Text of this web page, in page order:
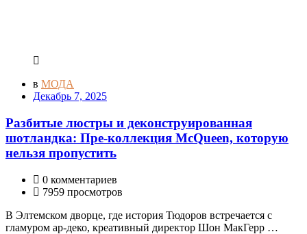
в МОДА
Декабрь 7, 2025
Разбитые люстры и деконструированная
шотландка: Пре-коллекция McQueen, которую
нельзя пропустить
0 комментариев
7959 просмотров
В Элтемском дворце, где история Тюдоров встречается с
гламуром ар-деко, креативный директор Шон МакГерр …